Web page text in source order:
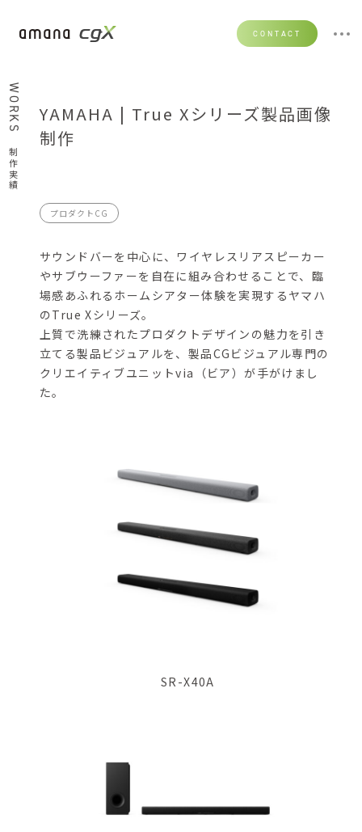
CONTACT
WORKS
制作実績
YAMAHA | True Xシリーズ製品画像
制作
プロダクトCG
サウンドバーを中心に、ワイヤレスリアスピーカー
やサブウーファーを自在に組み合わせることで、臨
場感あふれるホームシアター体験を実現するヤマハ
のTrue Xシリーズ。
上質で洗練されたプロダクトデザインの魅力を引き
立てる製品ビジュアルを、製品CGビジュアル専門の
クリエイティブユニットvia（ビア）が手がけまし
た。
SR-X40A